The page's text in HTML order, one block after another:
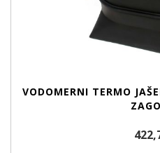
VODOMERNI TERMO